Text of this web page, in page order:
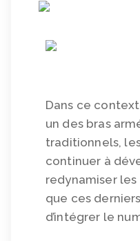
Dans ce
un des bras
traditionnels,
continuer à
redynamiser
que ces
d’intégrer le